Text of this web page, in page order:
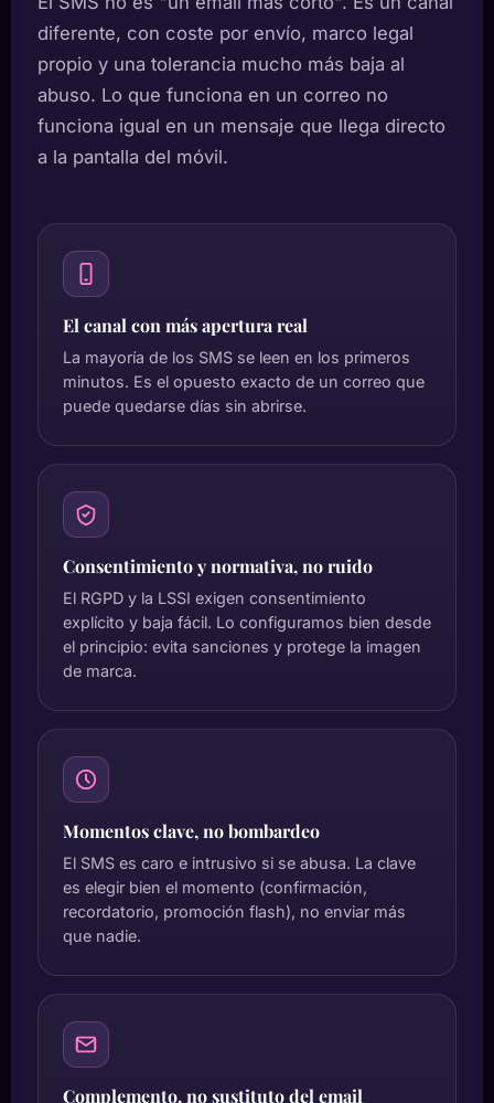
diferente, con coste por envío, marco legal
propio y una tolerancia mucho más baja al
abuso. Lo que funciona en un correo no
funciona igual en un mensaje que llega directo
a la pantalla del móvil.
El canal con más apertura real
La mayoría de los SMS se leen en los primeros
minutos. Es el opuesto exacto de un correo que
puede quedarse días sin abrirse.
Consentimiento y normativa, no ruido
El RGPD y la LSSI exigen consentimiento
explícito y baja fácil. Lo configuramos bien desde
el principio: evita sanciones y protege la imagen
de marca.
Momentos clave, no bombardeo
El SMS es caro e intrusivo si se abusa. La clave
es elegir bien el momento (confirmación,
recordatorio, promoción flash), no enviar más
que nadie.
Complemento, no sustituto del email